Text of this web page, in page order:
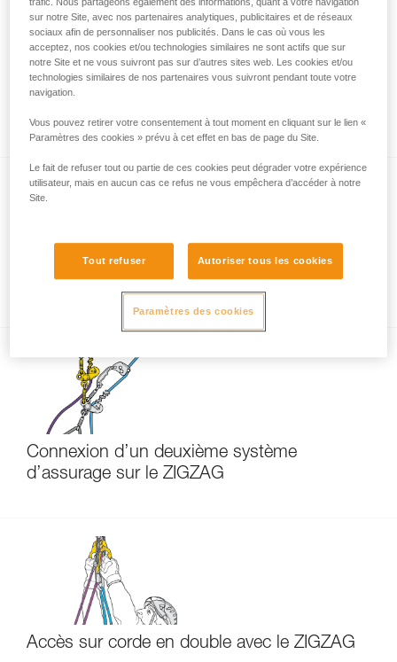
Mauvaise connexion du retour de corde sur
le ZIGZAG utilisé en DdRT
Usages principaux du ZIGZAG
Connexion d’un deuxième système
d’assurage sur le ZIGZAG
Accès sur corde en double avec le ZIGZAG
sur notre Site, avec nos partenaires analytiques, publicitaires et de réseaux
sociaux afin de personnaliser nos publicités. Dans le cas où vous les
acceptez, nos cookies et/ou technologies similaires ne sont actifs que sur
notre Site et ne vous suivront pas sur d’autres sites web. Les cookies et/ou
technologies similaires de nos partenaires vous suivront pendant toute votre
navigation.
Vous pouvez retirer votre consentement à tout moment en cliquant sur le lien «
Paramètres des cookies » prévu à cet effet en bas de page du Site.
Le fait de refuser tout ou partie de ces cookies peut dégrader votre expérience
utilisateur, mais en aucun cas ce refus ne vous empêchera d’accéder à notre
Site.
Tout refuser Autoriser tous les cookies
Paramètres des cookies